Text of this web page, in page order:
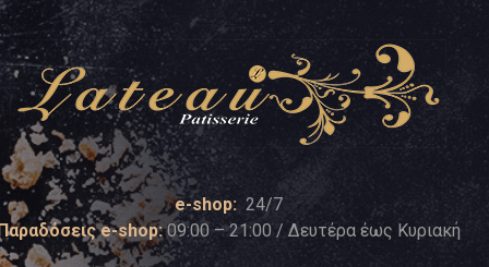
e-shop: 24/7
e-shop:09:00 – 21:00 / Δευτέρα έως Κυριακή